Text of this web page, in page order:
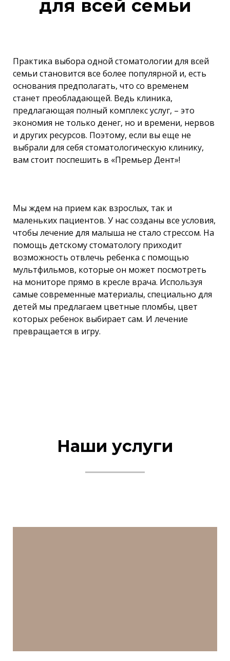
для всей семьи
Практика выбора одной стоматологии для всей
семьи становится все более популярной и, есть
основания предполагать, что со временем
станет преобладающей. Ведь клиника,
предлагающая полный комплекс услуг, – это
экономия не только денег, но и времени, нервов
и других ресурсов. Поэтому, если вы еще не
выбрали для себя стоматологическую клинику,
вам стоит поспешить в «Премьер Дент»!
Мы ждем на прием как взрослых, так и
маленьких пациентов. У нас созданы все условия,
чтобы лечение для малыша не стало стрессом. На
помощь детскому стоматологу приходит
возможность отвлечь ребенка с помощью
мультфильмов, которые он может посмотреть
на мониторе прямо в кресле врача. Используя
самые современные материалы, специально для
детей мы предлагаем цветные пломбы, цвет
которых ребенок выбирает сам. И лечение
превращается в игру.
Наши услуги